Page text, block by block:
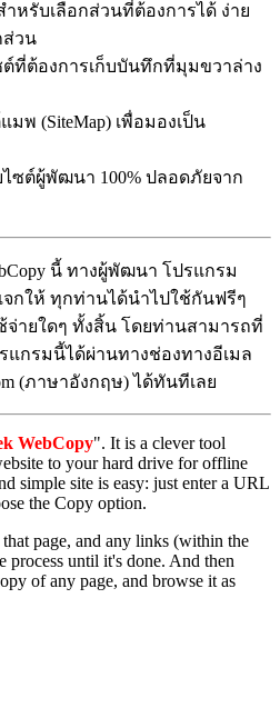
หรับเลือกส่วนที่ต้องการได้ ง่าย
ส่วน
ที่ต้องการเก็บบันทึกที่มุมขวาล่าง
มพ (SiteMap) เพื่อมองเป็น
ซต์ผู้พัฒนา 100% ปลอดภัยจาก
นี้ ทางผู้พัฒนา โปรแกรม
แจกให้ ทุกท่านได้นำไปใช้กันฟรีๆ
จ่ายใดๆ ทั้งสิ้น โดยท่านสามารถที่
กรมนี้ได้ผ่านทางช่องทางอีเมล
(ภาษาอังกฤษ) ได้ทันทีเลย
WebCopy". It is a clever tool
to your hard drive for offline
simple site is easy: just enter a URL
the Copy option.
page, and any links (within the
process until it's done. And then
of any page, and browse it as